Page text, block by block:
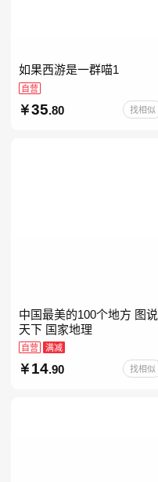
如果西游是一群喵1
自营
35.80 找相似
中国最美的100个地方 图说
天下 国家地理
自营 满减
14.90 找相似